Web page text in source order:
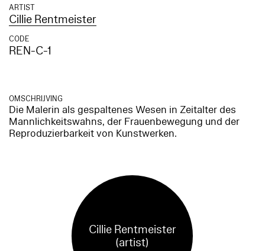
ARTIST
Cillie Rentmeister
CODE
REN-C-1
OMSCHRIJVING
Die Malerin als gespaltenes Wesen in Zeitalter des
Mannlichkeitswahns, der Frauenbewegung und der
Reproduzierbarkeit von Kunstwerken.
Cillie Rentmeister
(artist)